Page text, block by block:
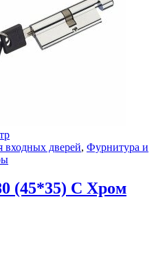
входных дверей, Фурнитура и
(45*35) C Хром